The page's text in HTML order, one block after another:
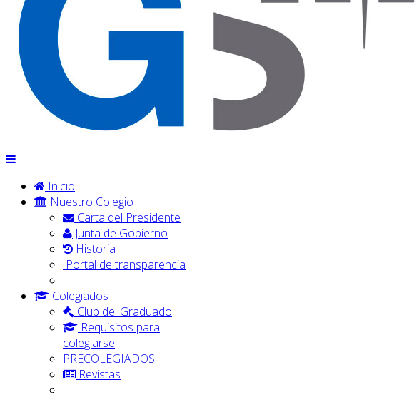
Inicio
Nuestro Colegio
Carta del Presidente
Junta de Gobierno
Historia
Portal de transparencia
Colegiados
Club del Graduado
Requisitos para
colegiarse
PRECOLEGIADOS
Revistas